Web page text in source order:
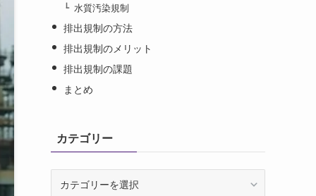
水質汚染規制
排出規制の方法
排出規制のメリット
排出規制の課題
まとめ
カテゴリー